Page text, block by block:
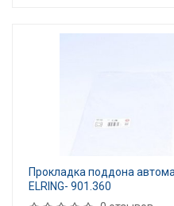
Прокладка поддона
ELRING- 901.360